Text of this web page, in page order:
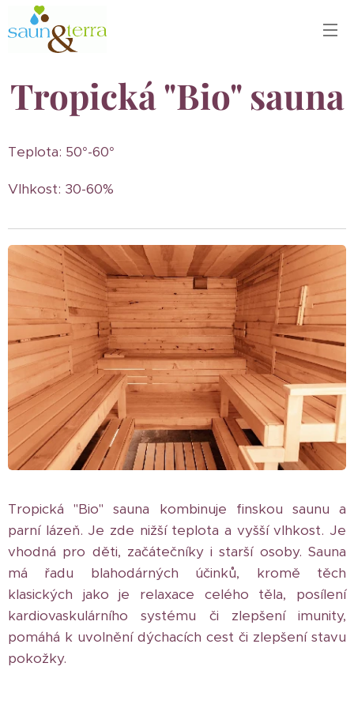
Tropická "Bio" sauna
Teplota: 50°-60°
Vlhkost: 30-60%
Tropická "Bio" sauna kombinuje finskou saunu a
parní lázeň. Je zde nižší teplota a vyšší vlhkost. Je
vhodná pro děti, začátečníky i starší osoby. Sauna
má řadu blahodárných účinků, kromě těch
klasických jako je relaxace celého těla, posílení
kardiovaskulárního systému či zlepšení imunity,
pomáhá k uvolnění dýchacích cest či zlepšení stavu
pokožky.